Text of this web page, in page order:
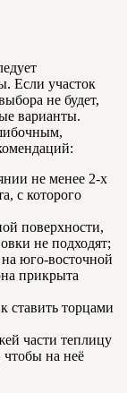
Если участок
не будет,
варианты.
не менее 2-х
с которого
поверхности,
не подходят;
юго-восточной
прикрыта
ставить торцами
части теплицу
чтобы на неё